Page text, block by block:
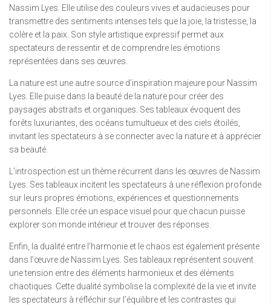
Nassim Lyes. Elle utilise des couleurs vives et audacieuses pour
transmettre des sentiments intenses tels que la joie, la tristesse, la
colère et la paix. Son style artistique expressif permet aux
spectateurs de ressentir et de comprendre les émotions
représentées dans ses œuvres.
La nature est une autre source d’inspiration majeure pour Nassim
Lyes. Elle puise dans la beauté de la nature pour créer des
paysages abstraits et organiques. Ses tableaux évoquent des
forêts luxuriantes, des océans tumultueux et des ciels étoilés,
invitant les spectateurs à se connecter avec la nature et à apprécier
sa beauté.
L’introspection est un thème récurrent dans les œuvres de Nassim
Lyes. Ses tableaux incitent les spectateurs à une réflexion profonde
sur leurs propres émotions, expériences et questionnements
personnels. Elle crée un espace visuel pour que chacun puisse
explorer son monde intérieur et trouver des réponses.
Enfin, la dualité entre l’harmonie et le chaos est également présente
dans l’œuvre de Nassim Lyes. Ses tableaux représentent souvent
une tension entre des éléments harmonieux et des éléments
chaotiques. Cette dualité symbolise la complexité de la vie et invite
les spectateurs à réfléchir sur l’équilibre et les contrastes qui